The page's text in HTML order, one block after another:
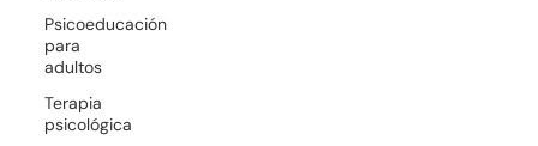
Psicoeducación
para
adultos
Terapia
psicológica